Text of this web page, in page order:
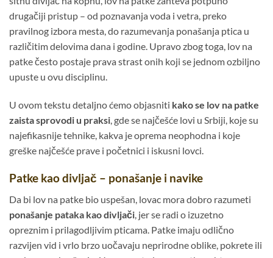
drugačiji pristup – od poznavanja voda i vetra, preko
pravilnog izbora mesta, do razumevanja ponašanja ptica u
različitim delovima dana i godine. Upravo zbog toga, lov na
patke često postaje prava strast onih koji se jednom ozbiljno
upuste u ovu disciplinu.
U ovom tekstu detaljno ćemo objasniti kako se lov na patke
zaista sprovodi u praksi, gde se najčešće lovi u Srbiji, koje su
najefikasnije tehnike, kakva je oprema neophodna i koje
greške najčešće prave i početnici i iskusni lovci.
Patke kao divljač – ponašanje i navike
Da bi lov na patke bio uspešan, lovac mora dobro razumeti
ponašanje pataka kao divljači , jer se radi o izuzetno
opreznim i prilagodljivim pticama. Patke imaju odlično
razvijen vid i vrlo brzo uočavaju neprirodne oblike, pokrete ili